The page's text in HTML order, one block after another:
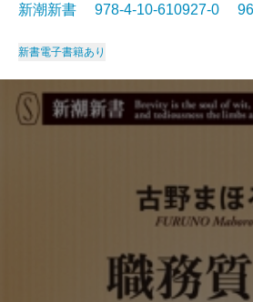
新潮新書 978-4-10-610927-0
新書電子書籍あり